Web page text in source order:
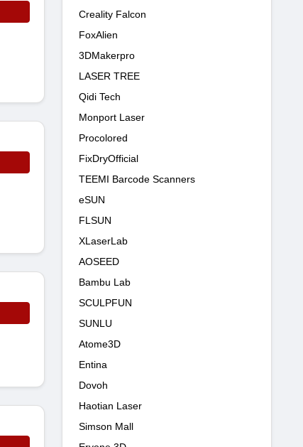
Creality Falcon
FoxAlien
3DMakerpro
LASER TREE
Qidi Tech
Monport Laser
Procolored
FixDryOfficial
TEEMI Barcode Scanners
eSUN
FLSUN
XLaserLab
AOSEED
Bambu Lab
SCULPFUN
SUNLU
Atome3D
Entina
Dovoh
Haotian Laser
Simson Mall